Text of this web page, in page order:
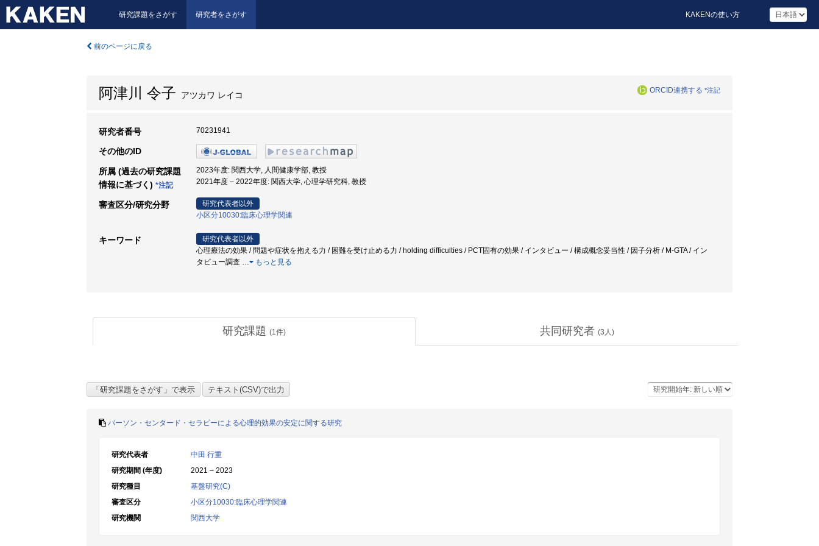
研究課題をさがす 研究者をさがす KAKENの使い方
前のページに戻る
阿津川 令子 アツカワ レイコ ORCID連携する *注記
研究者番号 70231941
その他のID
所属 (過去の研究課題
情報に基づく) *注記
2023年度: 関西大学, 人間健康学部, 教授
2021年度 – 2022年度: 関西大学, 心理学研究科, 教授
審査区分/研究分野
研究代表者以外
小区分10030:臨床心理学関連
キーワード
研究代表者以外
心理療法の効果 / 問題や症状を抱える力 / 困難を受け止める力 / holding difficulties / PCT固有の効果 / インタビュー / 構成概念妥当性 / 因子分析 / M-GTA / イン
タビュー調査 … もっと見る
研究課題 (1件) 共同研究者 (3 人)
パーソン・センタード・セラピーによる心理的効果の安定に関する研究
研究代表者
中田 行重
研究期間 (年度)
2021 – 2023
研究種目
基盤研究(C)
審査区分
小区分10030:臨床心理学関連
研究機関
関西大学